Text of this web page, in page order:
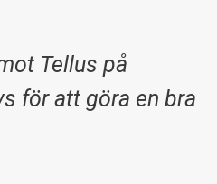
Tellus på
för att göra en bra